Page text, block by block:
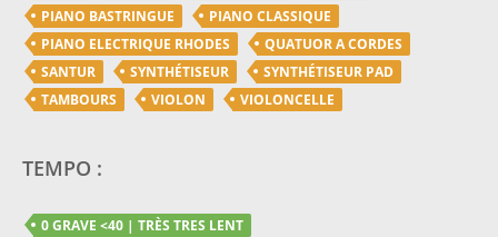
PIANO BASTRINGUE
PIANO CLASSIQUE
PIANO ELECTRIQUE RHODES
QUATUOR A CORDES
SANTUR
SYNTHÉTISEUR
SYNTHÉTISEUR PAD
TAMBOURS
VIOLON VIOLONCELLE
TEMPO :
0 GRAVE <40 | TRÈS TRES LENT